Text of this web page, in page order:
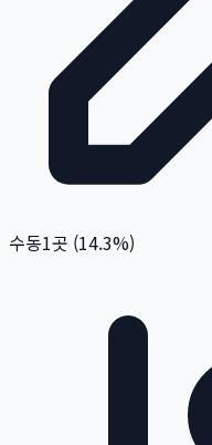
수동1곳 (14.3%)